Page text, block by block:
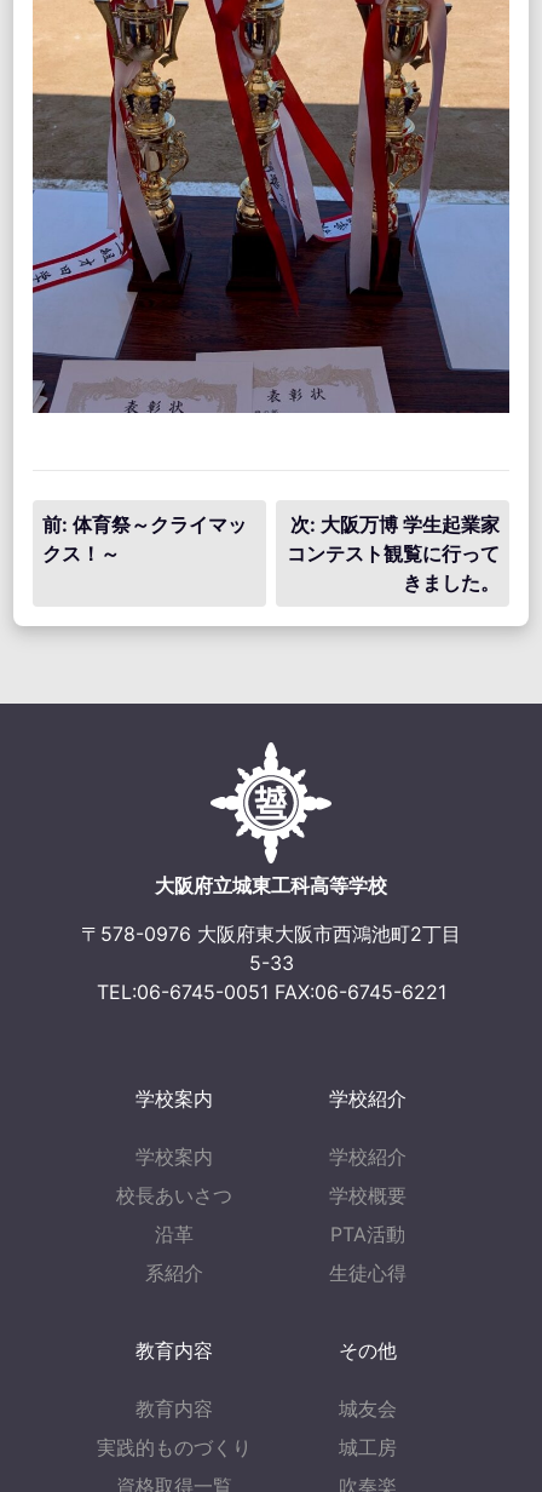
投
稿
ナ
ゲ
前: 体育祭～クライマッ
クス！～
次: 大阪万博 学生起業家
コンテスト観覧に行って
きました。
大阪府立城東工科高等学校
〒578-0976 大阪府東大阪市西鴻池町2丁目
5-33
TEL:06-6745-0051 FAX:06-6745-6221
学校案内
学校案内
校長あいさつ
沿革
系紹介
学校紹介
学校紹介
学校概要
PTA活動
生徒心得
教育内容
教育内容
実践的ものづくり
資格取得一覧
その他
城友会
城工房
吹奏楽